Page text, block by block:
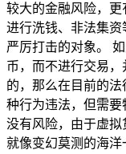
较大的金融风险，
进行洗钱、非法集
严厉打击的对象。
币，而不进行交易
的，那么在目前的
种行为违法，但需
没有风险，由于虚拟
就像变幻莫测的海